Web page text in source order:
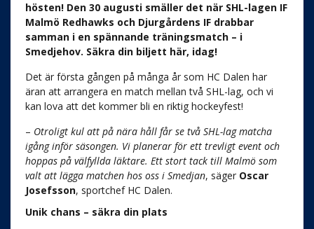
hösten! Den 30 augusti smäller det när SHL-lagen IF
Malmö Redhawks och Djurgårdens IF drabbar
samman i en spännande träningsmatch – i
Smedjehov. Säkra din biljett här, idag!
Det är första gången på många år som HC Dalen har
äran att arrangera en match mellan två SHL-lag, och vi
kan lova att det kommer bli en riktig hockeyfest!
– Otroligt kul att på nära håll får se två SHL-lag matcha
igång inför säsongen. Vi planerar för ett trevligt event och
hoppas på välfyllda läktare. Ett stort tack till Malmö som
valt att lägga matchen hos oss i Smedjan, säger Oscar
Josefsson, sportchef HC Dalen.
Unik chans – säkra din plats